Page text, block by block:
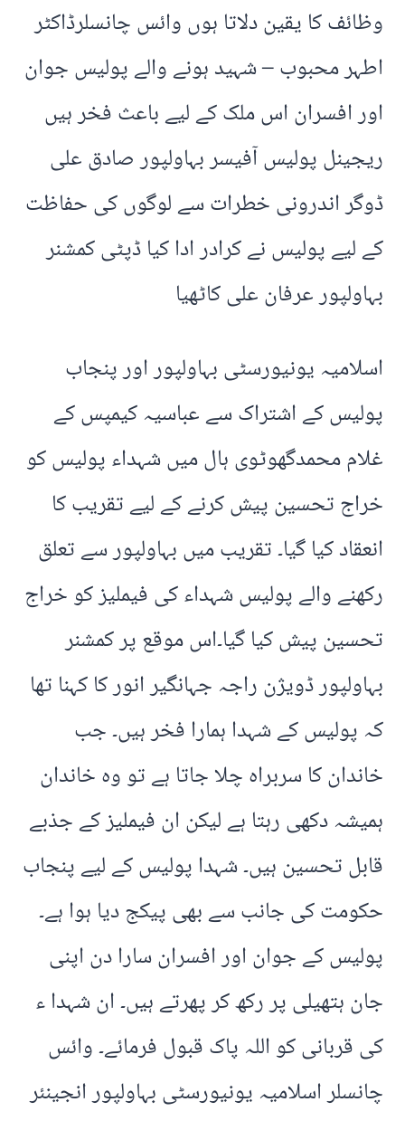
وظائف کا یقین دلاتا ہوں وائس چانسلرڈاکٹر
اطہر محبوب – شہید ہونے والے پولیس جوان
اور افسران اس ملک کے لیے باعث فخر ہیں
ریجینل پولیس آفیسر بہاولپور صادق علی
ڈوگر اندرونی خطرات سے لوگوں کی حفاظت
کے لیے پولیس نے کرادر ادا کیا ڈپٹی کمشنر
بہاولپور عرفان علی کاٹھیا
اسلامیہ یونیورسٹی بہاولپور اور پنجاب
پولیس کے اشتراک سے عباسیہ کیمپس کے
غلام محمدگھوٹوی ہال میں شہداء پولیس کو
خراج تحسین پیش کرنے کے لیے تقریب کا
انعقاد کیا گیا۔ تقریب میں بہاولپور سے تعلق
رکھنے والے پولیس شہداء کی فیملیز کو خراج
تحسین پیش کیا گیا۔اس موقع پر کمشنر
بہاولپور ڈویژن راجہ جہانگیر انور کا کہنا تھا
کہ پولیس کے شہدا ہمارا فخر ہیں۔ جب
خاندان کا سربراہ چلا جاتا ہے تو وہ خاندان
ہمیشہ دکھی رہتا ہے لیکن ان فیملیز کے جذبے
قابل تحسین ہیں۔ شہدا پولیس کے لیے پنجاب
حکومت کی جانب سے بھی پیکج دیا ہوا ہے۔
پولیس کے جوان اور افسران سارا دن اپنی
جان ہتھیلی پر رکھ کر پھرتے ہیں۔ ان شہدا ء
کی قربانی کو اللہ پاک قبول فرمائے۔ وائس
چانسلر اسلامیہ یونیورسٹی بہاولپور انجینئر